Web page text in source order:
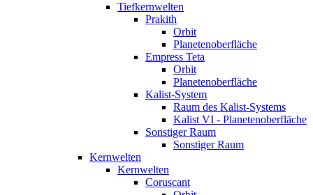
Tiefkernwelten
Prakith
Orbit
Planetenoberfläche
Empress Teta
Orbit
Planetenoberfläche
Kalist-System
Raum des Kalist-Systems
Kalist VI - Planetenoberfläche
Sonstiger Raum
Sonstiger Raum
Kernwelten
Kernwelten
Coruscant